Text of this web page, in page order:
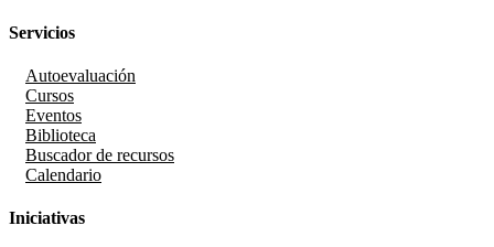
Servicios
Autoevaluación
Cursos
Eventos
Biblioteca
Buscador de recursos
Calendario
Iniciativas